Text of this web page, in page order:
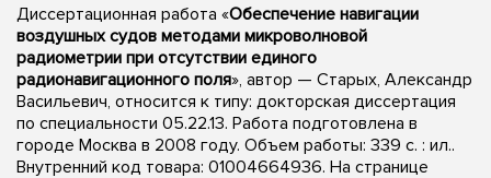
Диссертационная работа «Обеспечение навигации
воздушных судов методами микроволновой
радиометрии при отсутствии единого
радионавигационного поля», автор — Старых, Александр
Васильевич, относится к типу: докторская диссертация
по специальности 05.22.13. Работа подготовлена в
городе Москва в 2008 году. Объем работы: 339 с. : ил..
Внутренний код товара: 01004664936. На странице